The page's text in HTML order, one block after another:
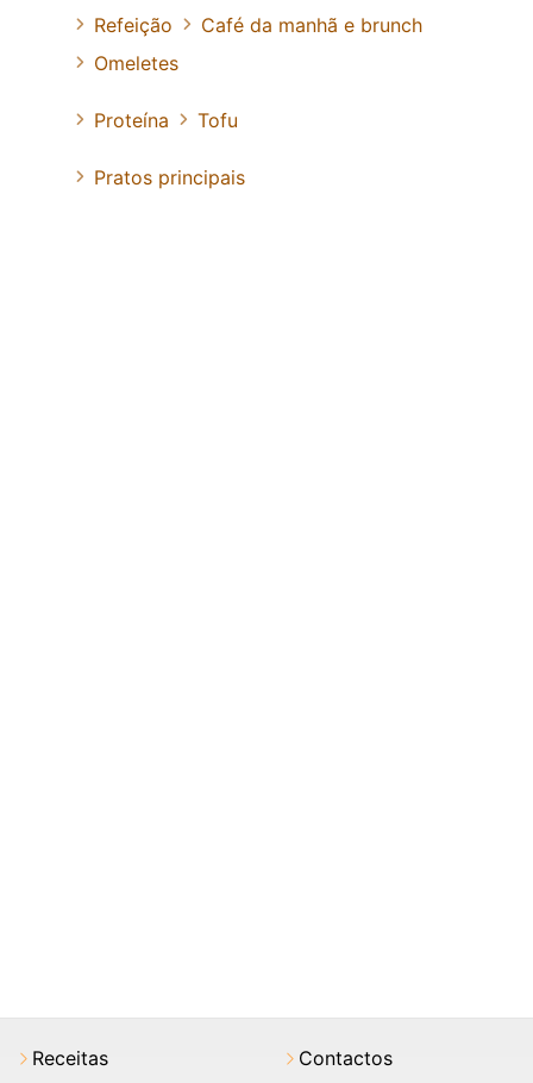
Refeição
Café da manhã e brunch
Omeletes
Proteína Tofu
Pratos principais
Receitas Contactos